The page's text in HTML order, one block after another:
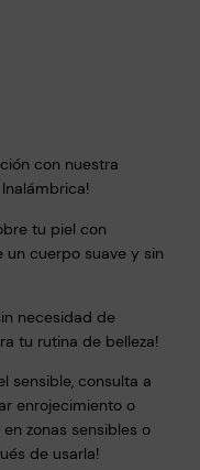
con nuestra
tu piel con
cuerpo suave y sin
necesidad de
tu rutina de belleza!
sensible, consulta a
enrojecimiento o
zonas sensibles o
de usarla!